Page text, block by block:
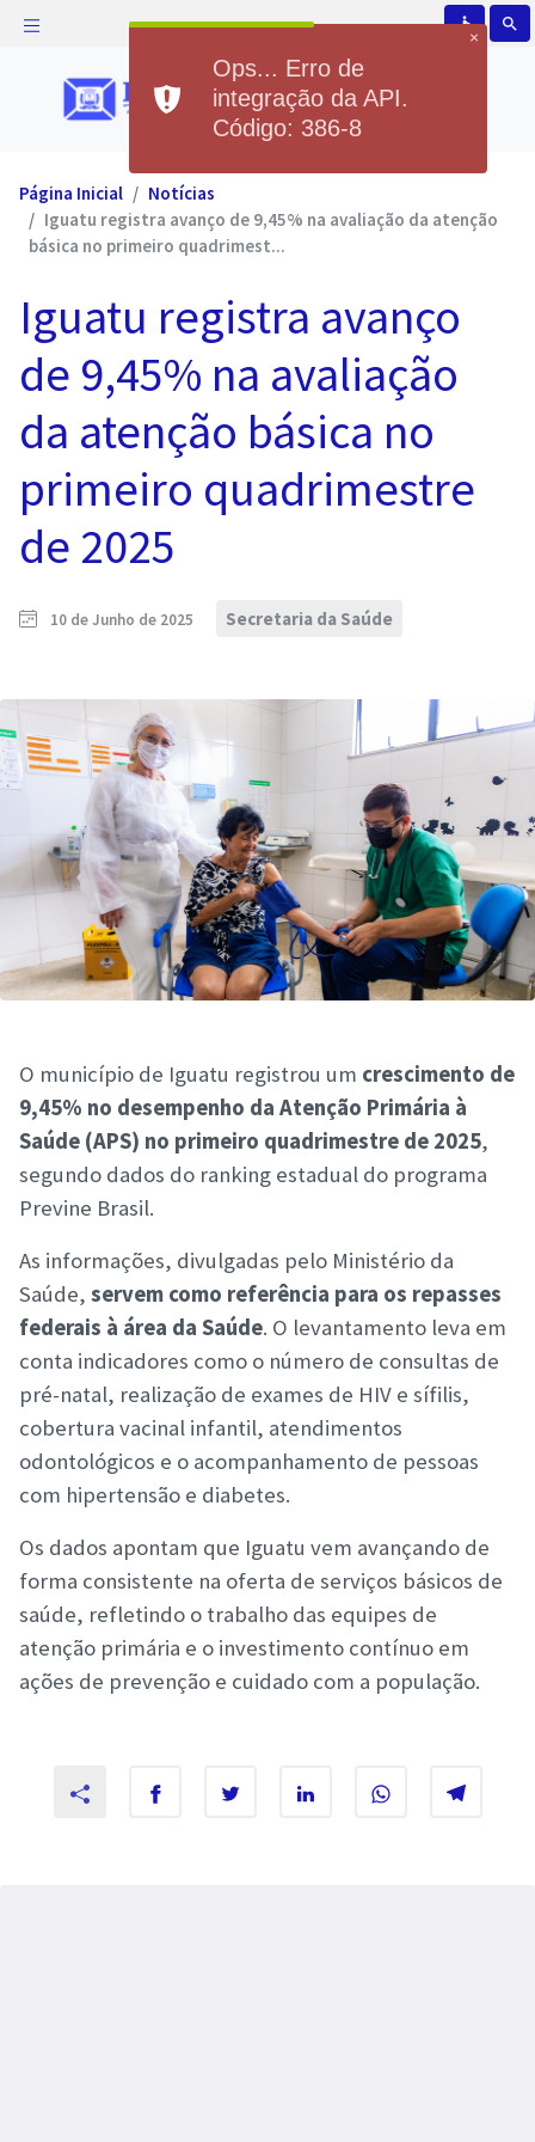
accessible search
Página Inicial
Notícias
Iguatu registra avanço de 9,45% na avaliação da atenção
básica no primeiro quadrimest...
Iguatu registra avanço
de 9,45% na avaliação
da atenção básica no
primeiro quadrimestre
de 2025
10 de Junho de 2025 Secretaria da Saúde
O município de Iguatu registrou um crescimento de
9,45% no desempenho da Atenção Primária à
Saúde (APS) no primeiro quadrimestre de 2025,
segundo dados do ranking estadual do programa
Previne Brasil.
As informações, divulgadas pelo Ministério da
Saúde, servem como referência para os repasses
federais à área da Saúde. O levantamento leva em
conta indicadores como o número de consultas de
pré-natal, realização de exames de HIV e sífilis,
cobertura vacinal infantil, atendimentos
odontológicos e o acompanhamento de pessoas
com hipertensão e diabetes.
Os dados apontam que Iguatu vem avançando de
forma consistente na oferta de serviços básicos de
saúde, refletindo o trabalho das equipes de
atenção primária e o investimento contínuo em
ações de prevenção e cuidado com a população.
×
Ops... Erro de
integração da API.
Código: 386-8